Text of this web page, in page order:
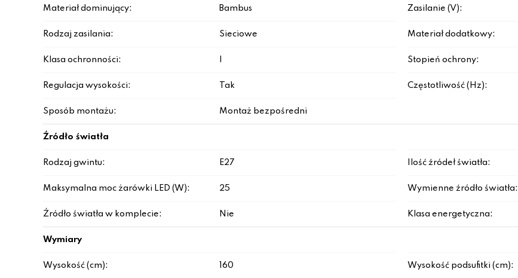
Materiał dominujący: Bambus Zasilanie (V):
Rodzaj zasilania: Sieciowe Materiał dodatkowy:
Klasa ochronności: Stopień ochrony:
Regulacja wysokości: Tak Częstotliwość (Hz):
Sposób montażu: Montaż bezpośredni
Źródło światła
Rodzaj gwintu: E27 Ilość źródeł światła:
Maksymalna moc żarówki LED (W): 25 Wymienne źródło światła:
Źródło światła w komplecie: Nie Klasa energetyczna:
Wymiary
Wysokość (cm): 160 Wysokość podsufitki (cm):